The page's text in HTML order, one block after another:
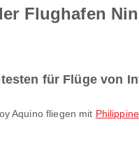
Flughafen
für Flüge von
Aquino fliegen mit